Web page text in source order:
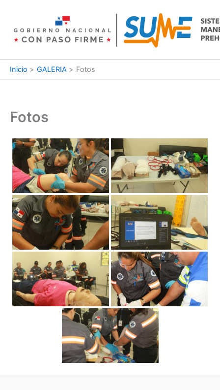
contenido
Inicio GALERIA Fotos
Fotos